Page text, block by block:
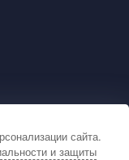
сайта.
и защиты